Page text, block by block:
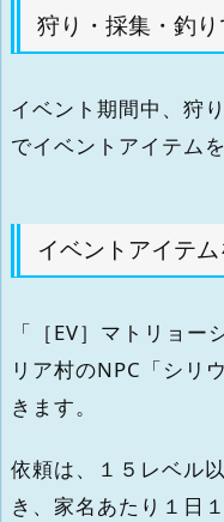
狩り・採集・釣
イベント期間中、狩
でイベントアイテム
イベントアイテ
「［EV］マトリョ
リア村のNPC「シリ
きます。
依頼は、１５レベル
き、家名あたり１日